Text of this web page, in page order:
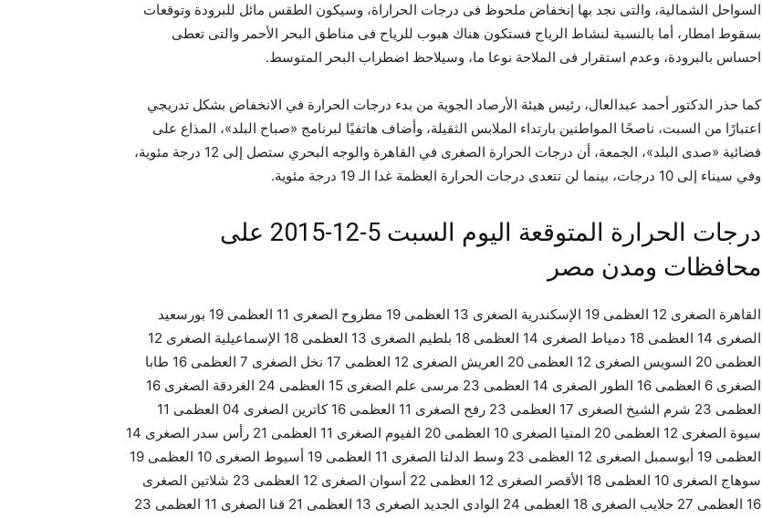
السواحل الشمالية، والتى نجد بها إنخفاض ملحوظ فى درجات الحراراة، وسيكون الطقس مائل للبرودة وتوقعات
بسقوط امطار، أما بالنسبة لنشاط الرياح فستكون هناك هبوب للرياح فى مناطق البحر الأحمر والتى تعطى
احساس بالبرودة، وعدم استقرار فى الملاحة نوعا ما، وسيلاحظ اضطراب البحر المتوسط.
كما حذر الدكتور أحمد عبدالعال، رئيس هيئة الأرصاد الجوية من بدء درجات الحرارة في الانخفاض بشكل تدريجي
اعتبارًا من السبت، ناصحًا المواطنين بارتداء الملابس الثقيلة، وأضاف هاتفيًا لبرنامج «صباح البلد»، المذاع على
فضائية «صدى البلد»، الجمعة، أن درجات الحرارة الصغرى في القاهرة والوجه البحري ستصل إلى 12 درجة مئوية،
وفي سيناء إلى 10 درجات، بينما لن تتعدى درجات الحرارة العظمة غدا الـ 19 درجة مئوية.
درجات الحرارة المتوقعة اليوم السبت 5-12-2015 على
محافظات ومدن مصر
القاهرة الصغرى 12 العظمى 19 الإسكندرية الصغرى 13 العظمى 19 مطروح الصغرى 11 العظمى 19 بورسعيد
الصغرى 14 العظمى 18 دمياط الصغرى 14 العظمى 18 بلطيم الصغرى 13 العظمى 18 الإسماعيلية الصغرى 12
العظمى 20 السويس الصغرى 12 العظمى 20 العريش الصغرى 12 العظمى 17 نخل الصغرى 7 العظمى 16 طابا
الصغرى 6 العظمى 16 الطور الصغرى 14 العظمى 23 مرسى علم الصغرى 15 العظمى 24 الغردقة الصغرى 16
العظمى 23 شرم الشيخ الصغرى 17 العظمى 23 رفح الصغرى 11 العظمى 16 كاترين الصغرى 04 العظمى 11
سيوة الصغرى 12 العظمى 20 المنيا الصغرى 10 العظمى 20 الفيوم الصغرى 11 العظمى 21 رأس سدر الصغرى 14
العظمى 19 أبوسمبل الصغرى 12 العظمى 23 وسط الدلتا الصغرى 11 العظمى 19 أسيوط الصغرى 10 العظمى 19
سوهاج الصغرى 10 العظمى 18 الأقصر الصغرى 12 العظمى 22 أسوان الصغرى 12 العظمى 23 شلاتين الصغرى
16 العظمى 27 حلايب الصغرى 18 العظمى 24 الوادى الجديد الصغرى 13 العظمى 21 قنا الصغرى 11 العظمى 23